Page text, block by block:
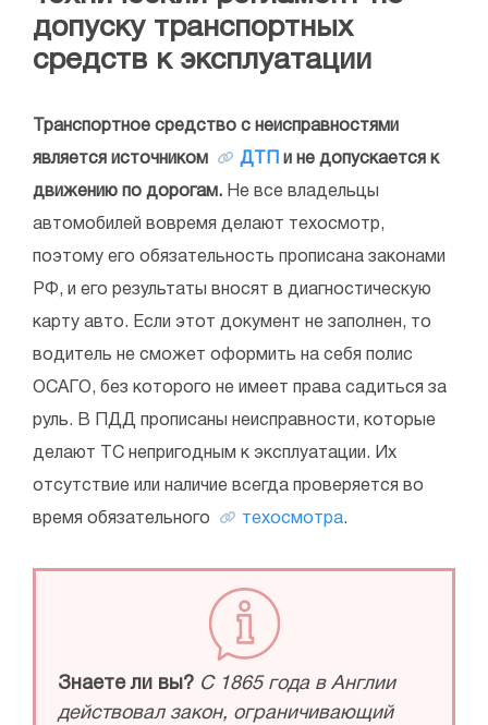
допуску транспортных
средств к эксплуатации
Транспортное средство с неисправностями
является источником ДТП и не допускается к
движению по дорогам. Не все владельцы
автомобилей вовремя делают техосмотр,
поэтому его обязательность прописана законами
РФ, и его результаты вносят в диагностическую
карту авто. Если этот документ не заполнен, то
водитель не сможет оформить на себя полис
ОСАГО, без которого не имеет права садиться за
руль. В ПДД прописаны неисправности, которые
делают ТС непригодным к эксплуатации. Их
отсутствие или наличие всегда проверяется во
время обязательного техосмотра.
Знаете ли вы? С 1865 года в Англии
действовал закон, ограничивающий